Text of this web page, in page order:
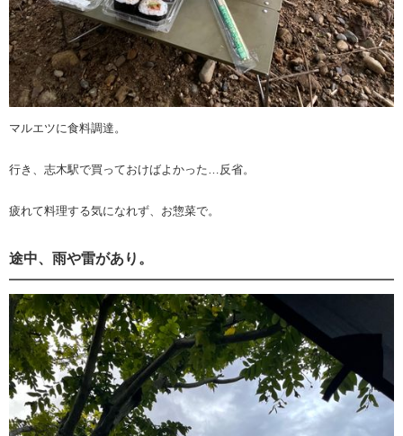
マルエツに食料調達。
行き、志木駅で買っておけばよかった…反省。
疲れて料理する気になれず、お惣菜で。
途中、雨や雷があり。